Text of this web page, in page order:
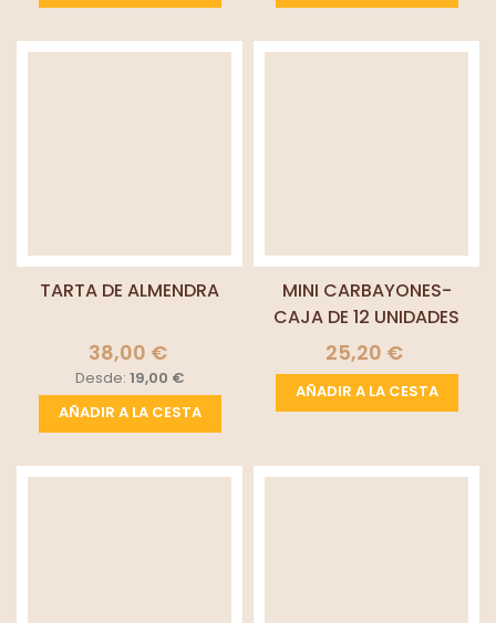
TARTA DE ALMENDRA
38,00 €
Desde: 19,00 €
AÑADIR A LA CESTA
MINI CARBAYONES-
CAJA DE 12 UNIDADES
25,20 €
AÑADIR A LA CESTA